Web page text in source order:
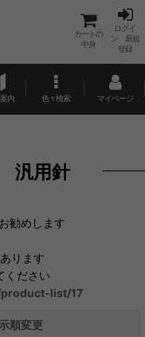
カートの
中身
ログイ
ン 新規
登録
内 色々検索 マイページ
汎用針
勧めします
ります
ください
list/17
順変更